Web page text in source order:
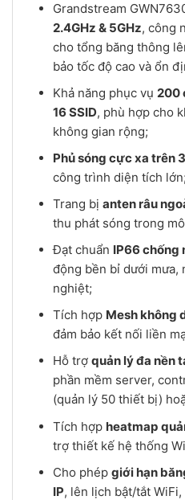
Grandstream
2.4GHz & 5GHz, công
cho tổng băng thông
bảo tốc độ cao và ổn
Khả năng phục vụ 200
16 SSID, phù hợp cho
không gian rộng;
Phủ sóng cực xa trên
công trình diện tích lớn;
Trang bị anten râu
thu phát sóng trong
Đạt chuẩn IP66 chống
động bền bỉ dưới mưa,
nghiệt;
Tích hợp Mesh không
đảm bảo kết nối liền
Hỗ trợ quản lý đa nền
phần mềm server,
(quản lý 50 thiết bị)
Tích hợp heatmap
trợ thiết kế hệ thống
Cho phép giới hạn
IP, lên lịch bật/tắt